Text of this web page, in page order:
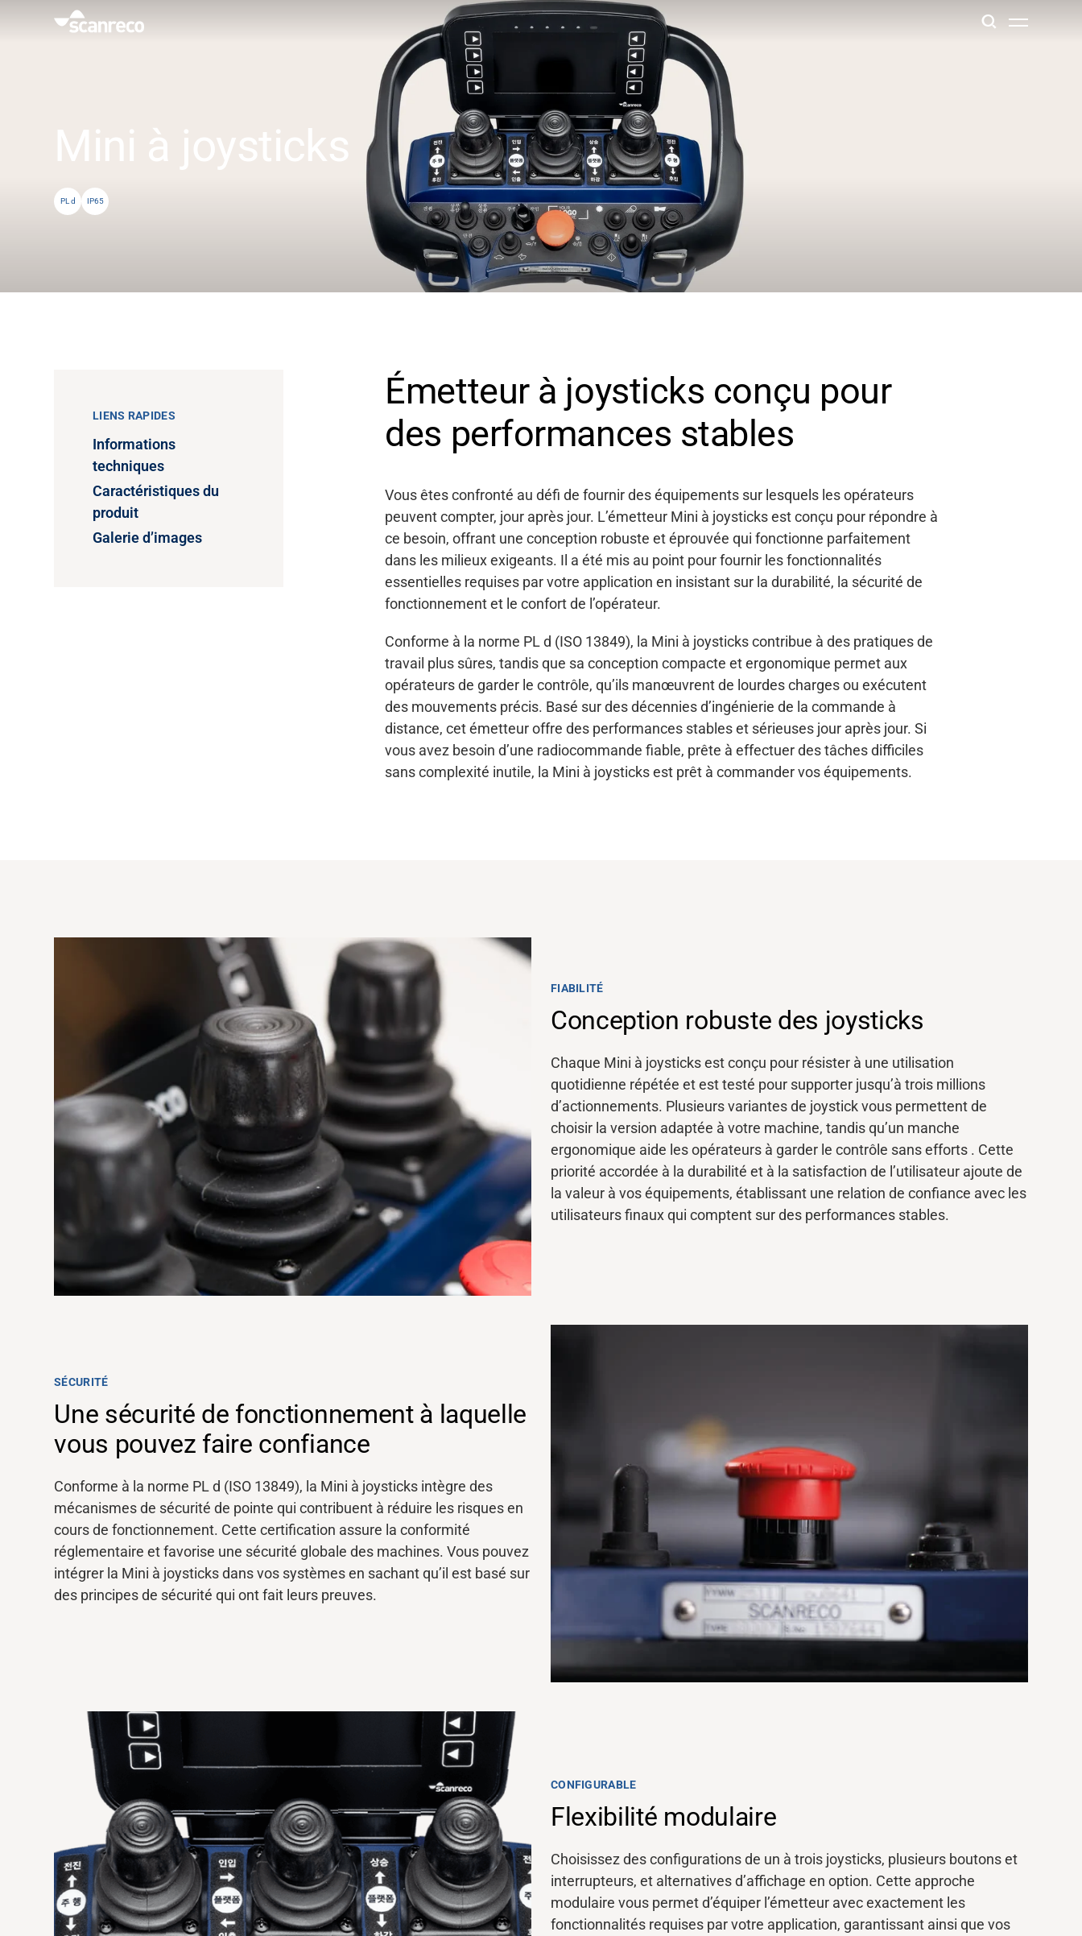
À propos
Carrière
Banque média
Mini à joysticks
PL d IP65
Émetteur à joysticks conçu pour
des performances stables
Vous êtes confronté au défi de fournir des équipements sur lesquels les opérateurs
peuvent compter, jour après jour. L’émetteur Mini à joysticks est conçu pour répondre à
ce besoin, offrant une conception robuste et éprouvée qui fonctionne parfaitement
dans les milieux exigeants. Il a été mis au point pour fournir les fonctionnalités
essentielles requises par votre application en insistant sur la durabilité, la sécurité de
fonctionnement et le confort de l’opérateur.
Conforme à la norme PL d (ISO 13849), la Mini à joysticks contribue à des pratiques de
travail plus sûres, tandis que sa conception compacte et ergonomique permet aux
opérateurs de garder le contrôle, qu’ils manœuvrent de lourdes charges ou exécutent
des mouvements précis. Basé sur des décennies d’ingénierie de la commande à
distance, cet émetteur offre des performances stables et sérieuses jour après jour. Si
vous avez besoin d’une radiocommande fiable, prête à effectuer des tâches difficiles
sans complexité inutile, la Mini à joysticks est prêt à commander vos équipements.
LIENS RAPIDES
Informations
techniques
Caractéristiques du
produit
Galerie d’images
FIABILITÉ
Conception robuste des joysticks
Chaque Mini à joysticks est conçu pour résister à une utilisation
quotidienne répétée et est testé pour supporter jusqu’à trois millions
d’actionnements. Plusieurs variantes de joystick vous permettent de
choisir la version adaptée à votre machine, tandis qu’un manche
ergonomique aide les opérateurs à garder le contrôle sans efforts . Cette
priorité accordée à la durabilité et à la satisfaction de l’utilisateur ajoute de
la valeur à vos équipements, établissant une relation de confiance avec les
utilisateurs finaux qui comptent sur des performances stables.
SÉCURITÉ
Une sécurité de fonctionnement à laquelle
vous pouvez faire confiance
Conforme à la norme PL d (ISO 13849), la Mini à joysticks intègre des
mécanismes de sécurité de pointe qui contribuent à réduire les risques en
cours de fonctionnement. Cette certification assure la conformité
réglementaire et favorise une sécurité globale des machines. Vous pouvez
intégrer la Mini à joysticks dans vos systèmes en sachantqu’il est basé sur
des principes de sécurité qui ont fait leurs preuves.
CONFIGURABLE
Flexibilité modulaire
Choisissez des configurations de un à trois joysticks, plusieurs boutons et
interrupteurs, et alternativesd’affichage en option. Cette approche
modulaire vous permet d’équiper l’émetteur avec exactement les
fonctionnalités requises par votre application, garantissant ainsi que vos